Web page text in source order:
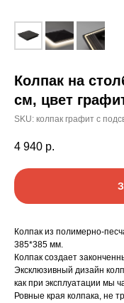
Колпак на
см, цвет
SKU: колпак графит с
4 940 р.
Колпак из полимерно-
385*385 мм.
Колпак создает
Эксклюзивный дизайн
как при эксплуатации мы
Ровные края колпака, не